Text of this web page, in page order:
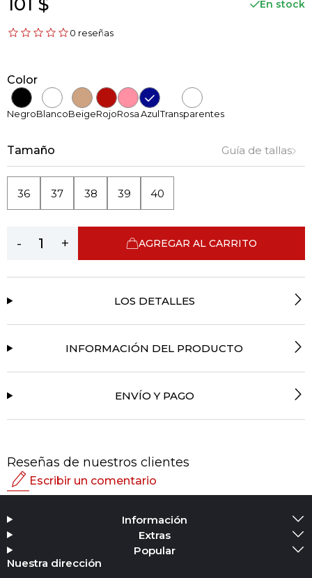
En stock
0 reseñas
Color
NegroBlancoBeigeRojoRosaAzulTransparentes
Tamaño Guía de tallas
36 37 38 39 40
- + AGREGAR AL CARRITO
LOS DETALLES
INFORMACIÓN DEL PRODUCTO
ENVÍO Y PAGO
Reseñas de nuestros clientes
Escribir un comentario
Agregar medios
Tu nombre
Información
Extras
Popular
Nuestra dirección